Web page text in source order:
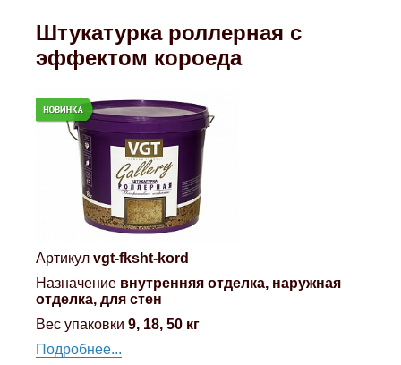
Штукатурка роллерная с
эффектом короеда
Артикул vgt-fksht-kord
Назначение внутренняя отделка, наружная
отделка, для стен
Вес упаковки 9, 18, 50 кг
Подробнее...